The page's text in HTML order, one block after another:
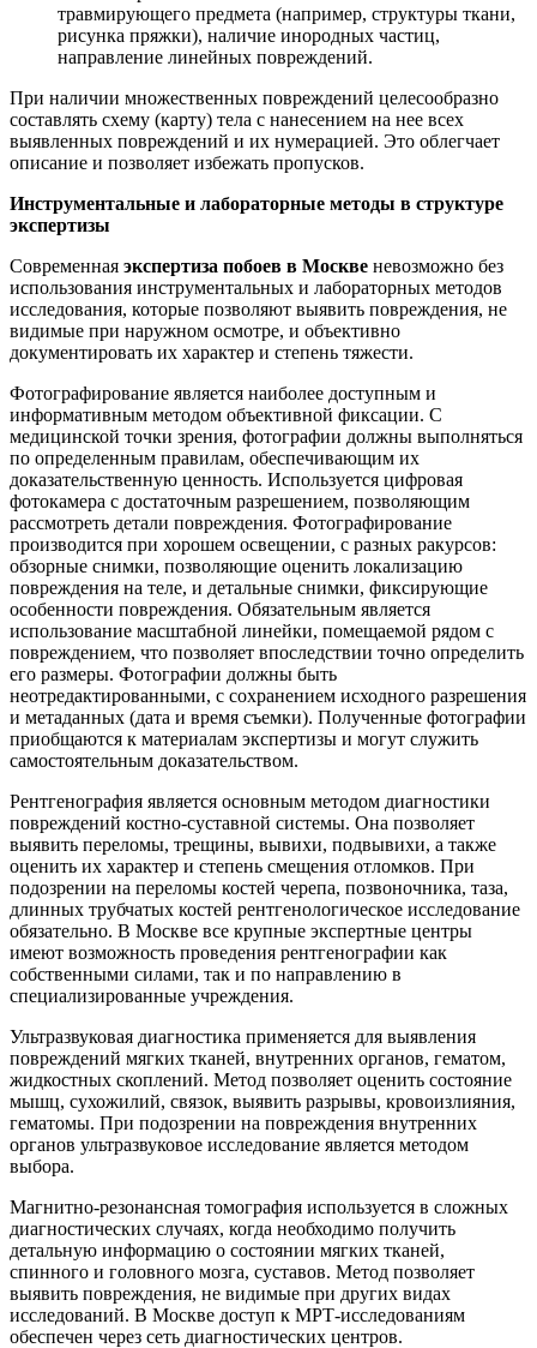
травмирующего предмета (например, структуры ткани,
рисунка пряжки), наличие инородных частиц,
направление линейных повреждений.
При наличии множественных повреждений целесообразно
составлять схему (карту) тела с нанесением на нее всех
выявленных повреждений и их нумерацией. Это облегчает
описание и позволяет избежать пропусков.
Инструментальные и лабораторные методы в структуре
экспертизы
Современная экспертиза побоев в Москве невозможно без
использования инструментальных и лабораторных методов
исследования, которые позволяют выявить повреждения, не
видимые при наружном осмотре, и объективно
документировать их характер и степень тяжести.
Фотографирование является наиболее доступным и
информативным методом объективной фиксации. С
медицинской точки зрения, фотографии должны выполняться
по определенным правилам, обеспечивающим их
доказательственную ценность. Используется цифровая
фотокамера с достаточным разрешением, позволяющим
рассмотреть детали повреждения. Фотографирование
производится при хорошем освещении, с разных ракурсов:
обзорные снимки, позволяющие оценить локализацию
повреждения на теле, и детальные снимки, фиксирующие
особенности повреждения. Обязательным является
использование масштабной линейки, помещаемой рядом с
повреждением, что позволяет впоследствии точно определить
его размеры. Фотографии должны быть
неотредактированными, с сохранением исходного разрешения
и метаданных (дата и время съемки). Полученные фотографии
приобщаются к материалам экспертизы и могут служить
самостоятельным доказательством.
Рентгенография является основным методом диагностики
повреждений костно-суставной системы. Она позволяет
выявить переломы, трещины, вывихи, подвывихи, а также
оценить их характер и степень смещения отломков. При
подозрении на переломы костей черепа, позвоночника, таза,
длинных трубчатых костей рентгенологическое исследование
обязательно. В Москве все крупные экспертные центры
имеют возможность проведения рентгенографии как
собственными силами, так и по направлению в
специализированные учреждения.
Ультразвуковая диагностика применяется для выявления
повреждений мягких тканей, внутренних органов, гематом,
жидкостных скоплений. Метод позволяет оценить состояние
мышц, сухожилий, связок, выявить разрывы, кровоизлияния,
гематомы. При подозрении на повреждения внутренних
органов ультразвуковое исследование является методом
выбора.
Магнитно-резонансная томография используется в сложных
диагностических случаях, когда необходимо получить
детальную информацию о состоянии мягких тканей,
спинного и головного мозга, суставов. Метод позволяет
выявить повреждения, не видимые при других видах
исследований. В Москве доступ к МРТ-исследованиям
обеспечен через сеть диагностических центров.